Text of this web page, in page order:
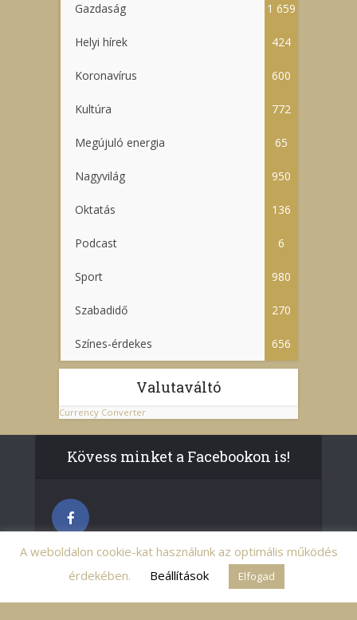
Gazdaság 1 659
Helyi hírek 424
Koronavírus 600
Kultúra 772
Megújuló energia 65
Nagyvilág 950
Oktatás 136
Podcast 6
Sport 980
Szabadidő 270
Színes-érdekes 656
Valutaváltó
Currency Converter
Kövess minket a Facebookon is!
© pestcentrum.hu - Minden jog fenntartva.
A weboldalon cookie-kat használunk az optimális működés
érdekében.
Beállítások Elfogad